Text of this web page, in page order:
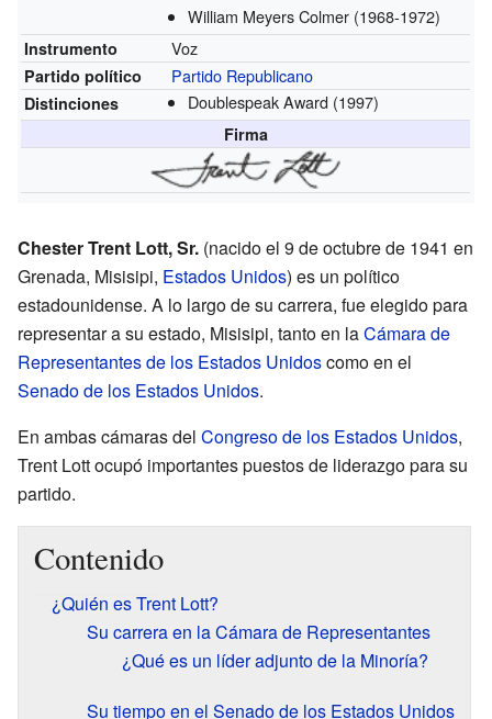
William Meyers Colmer (1968-1972)
Instrumento Voz
Partido político Partido Republicano
Distinciones Doublespeak Award (1997)
Firma
Chester Trent Lott, Sr. (nacido el 9 de octubre de 1941 en
Grenada, Misisipi, Estados Unidos) es un político
estadounidense. A lo largo de su carrera, fue elegido para
representar a su estado, Misisipi, tanto en laCámara de
Representantes de los Estados Unidoscomo en el
Senado de los Estados Unidos.
En ambas cámaras del Congreso de los Estados Unidos,
Trent Lott ocupó importantes puestos de liderazgo para su
partido.
Contenido
¿Quién es Trent Lott?
Su carrera en la Cámara de Representantes
¿Qué es un líder adjunto de la Minoría?
Su tiempo en el Senado de los Estados Unidos